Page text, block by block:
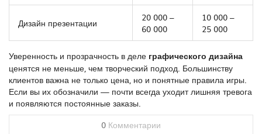
Дизайн презентации
20 000 –
60 000
10 000 –
25 000
Уверенность и прозрачность в деле графического дизайна
ценятся не меньше, чем творческий подход. Большинству
клиентов важна не только цена, но и понятные правила игры.
Если вы их обозначили — почти всегда уходит лишняя тревога
и появляются постоянные заказы.
0 Комментарии